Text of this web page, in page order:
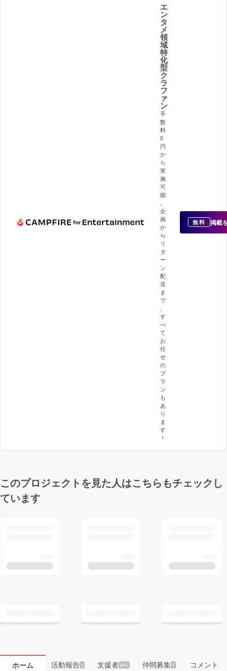
エ
ン
タ
メ
領
域
特
化
型
ク
ラ
フ
ァ
ン
手
数
料
0
円
か
ら
実
施
可
能
企
画
か
ら
リ
タ
ー
ン
配
送
ま
で
す
べ
て
お
任
せ
の
プ
ラ
ン
も
あ
り
ま
す
！
無料 掲載
このプロジェクトを見た人はこちらもチェックし
ています
ホーム 活動報告1 支援者99+ 仲間募集 1 コメント